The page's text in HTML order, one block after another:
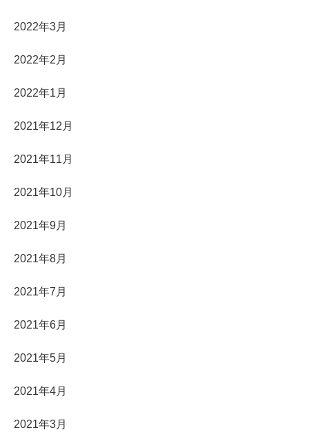
2022年3月
2022年2月
2022年1月
2021年12月
2021年11月
2021年10月
2021年9月
2021年8月
2021年7月
2021年6月
2021年5月
2021年4月
2021年3月